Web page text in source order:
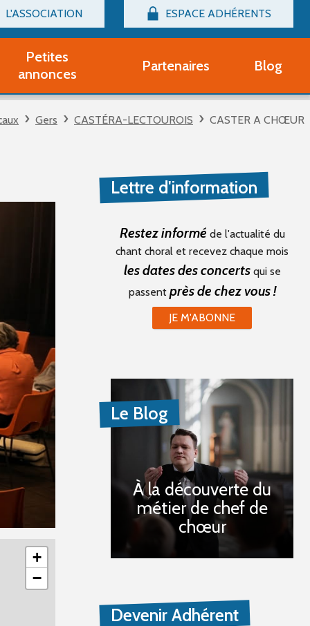
L'ASSOCIATION
Billetterie
adhérent Groupe Vocal
adhérent Partenaire
un compte Découverte
ESPACE ADHÉRENTS
Connexion
Petites
annonces
d'occasion
Partenaires Blog
Gers CASTÉRA-LECTOUROIS CASTER A CHŒUR
+
−
Lettre d'information
Restez informé de l'actualité du
chant choral et recevez chaque mois
les dates des concertsqui se
passent près de chez vous !
JE M'ABONNE
Le Blog
À la découverte du
métier de chef de
chœur
Devenir Adhérent